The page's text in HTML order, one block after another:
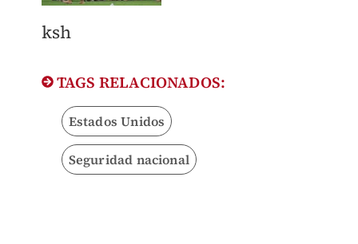
​ksh
TAGS RELACIONADOS:
Estados Unidos
Seguridad nacional